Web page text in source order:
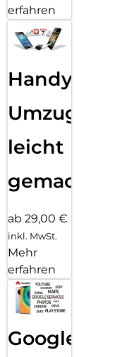
erfahren
Handy
Umzug
leicht
gemacht!
ab 29,00 €
inkl. MwSt.
Mehr
erfahren
Google